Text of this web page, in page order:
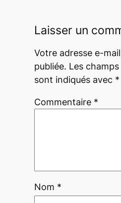
Laisser un
Votre adresse e-
publiée. Les
sont indiqués avec *
Commentaire *
Nom *